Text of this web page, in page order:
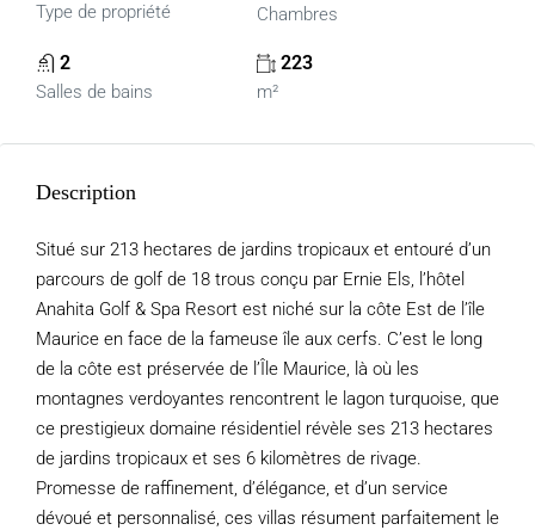
Type de propriété Chambres
2
Salles de bains
223
m²
Description
Situé sur 213 hectares de jardins tropicaux et entouré d’un
parcours de golf de 18 trous conçu par Ernie Els, l’hôtel
Anahita Golf & Spa Resort est niché sur la côte Est de l’île
Maurice en face de la fameuse île aux cerfs. C’est le long
de la côte est préservée de l’Île Maurice, là où les
montagnes verdoyantes rencontrent le lagon turquoise, que
ce prestigieux domaine résidentiel révèle ses 213 hectares
de jardins tropicaux et ses 6 kilomètres de rivage.
Promesse de raffinement, d’élégance, et d’un service
dévoué et personnalisé, ces villas résument parfaitement le